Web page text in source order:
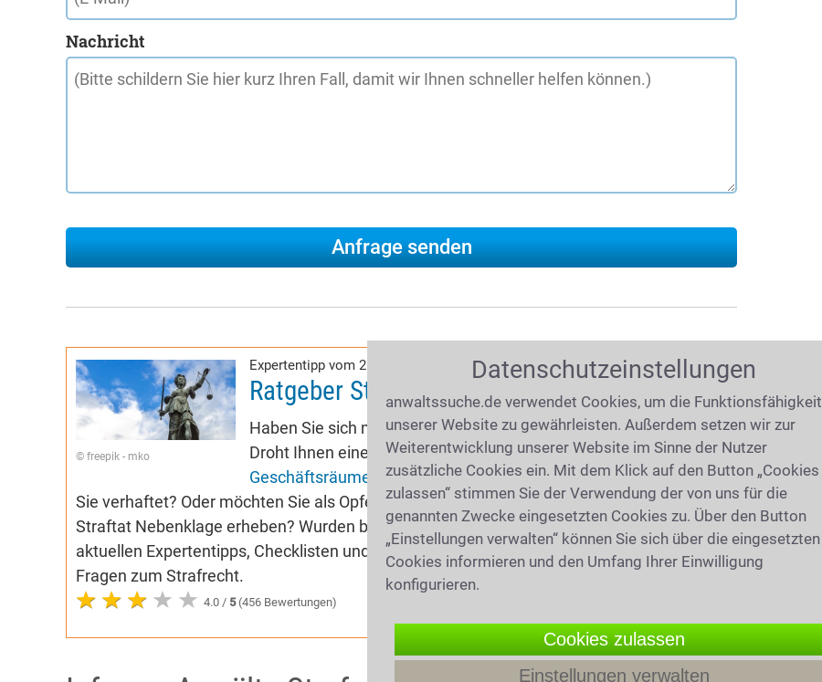
Nachricht
© freepik - mko
Expertentipp vom 26.06.2019 (6579 mal gelesen)
Ratgeber Strafrecht
Haben Sie sich möglicherweise strafrechtlich relevant verhalten?
Droht Ihnen eine Durchsuchung Ihrer Wohnung oder
Geschäftsräume
? Haben Sie eineVorladungerhalten? Wurden
Sie verhaftet? Oder möchten Sie als Opfer vonKörperverletzungoder eine einer anderen
Straftat Nebenklage erheben? Wurden bei IhnenBetäubungsmittelsichergestellt? Unsere
aktuellen Expertentipps, Checklisten und Audiobeiträge beantworten Ihre wichtigsten
Fragen zum Strafrecht.
4.0 / 5(456 Bewertungen)
Datenschutzeinstellungen
anwaltssuche.de verwendet Cookies, um die Funktionsfähigkeit
unserer Website zu gewährleisten. Außerdem setzen wir zur
Weiterentwicklung unserer Website im Sinne der Nutzer
zusätzliche Cookies ein. Mit dem Klick auf den Button „Cookies
zulassen“ stimmen Sie der Verwendung der von uns für die
genannten Zwecke eingesetzten Cookies zu. Über den Button
„Einstellungen verwalten“ können Sie sich über die eingesetzten
Cookies informieren und den Umfang Ihrer Einwilligung
konfigurieren.
Cookies zulassen
Einstellungen verwalten